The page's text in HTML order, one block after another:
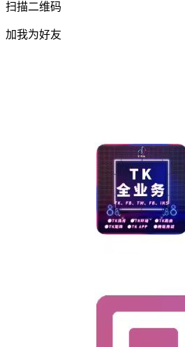
扫描二维码
加我为好友